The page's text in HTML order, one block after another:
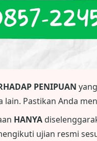
PENIPUAN
lain. Pastikan Anda
HANYA
ujian resmi